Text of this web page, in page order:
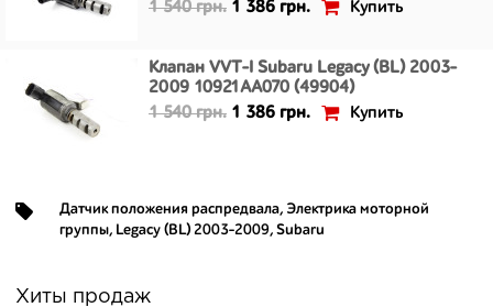
1 540 грн. 1 386 грн. Купить
Клапан VVT-I Subaru Legacy (BL) 2003-
2009 10921AA070 (49904)
1 540 грн. 1 386 грн. Купить
Датчик положения распредвала, Электрика моторной
группы, Legacy (BL) 2003-2009, Subaru
Хиты продаж